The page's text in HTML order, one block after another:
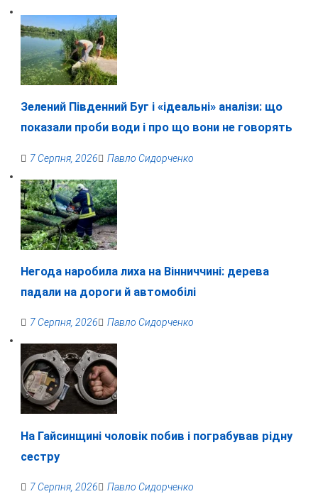
Зелений Південний Буг і «ідеальні» аналізи: що
показали проби води і про що вони не говорять
7 Серпня, 2026 Павло Сидорченко
Негода наробила лиха на Вінниччині: дерева
падали на дороги й автомобілі
7 Серпня, 2026 Павло Сидорченко
На Гайсинщині чоловік побив і пограбував рідну
сестру
7 Серпня, 2026 Павло Сидорченко